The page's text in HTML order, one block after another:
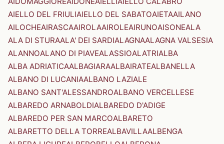
AIELLO DEL FRIULIAIELLO DEL SABATOAIETAAILANO
AILOCHEAIRASCAAIROLAAIROLEAIRUNOAISONEALA
ALA DI STURAALA' DEI SARDIALAGNAALAGNA VALSESIA
ALANNOALANO DI PIAVEALASSIOALATRIALBA
ALBA ADRIATICAALBAGIARAALBAIRATEALBANELLA
ALBANO DI LUCANIAALBANO LAZIALE
ALBANO SANT'ALESSANDROALBANO VERCELLESE
ALBAREDO ARNABOLDIALBAREDO D'ADIGE
ALBAREDO PER SAN MARCOALBARETO
ALBARETTO DELLA TORREALBAVILLAALBENGA